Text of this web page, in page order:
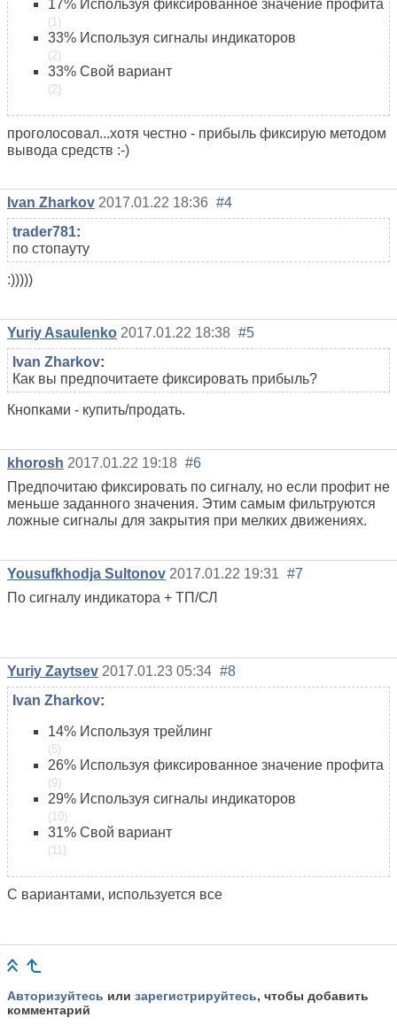
17% Используя фиксированное значение профита
(1)
33% Используя сигналы индикаторов
(2)
33% Свой вариант
(2)
проголосовал...хотя честно - прибыль фиксирую методом
вывода средств :-)
Ivan Zharkov 2017.01.22 18:36 #4
trader781:
по стопауту
:)))))
Yuriy Asaulenko 2017.01.22 18:38 #5
Ivan Zharkov:
Как вы предпочитаете фиксировать прибыль?
Кнопками - купить/продать.
khorosh 2017.01.22 19:18 #6
Предпочитаю фиксировать по сигналу, но если профит не
меньше заданного значения. Этим самым фильтруются
ложные сигналы для закрытия при мелких движениях.
Yousufkhodja Sultonov 2017.01.22 19:31 #7
По сигналу индикатора + ТП/СЛ
Yuriy Zaytsev 2017.01.23 05:34 #8
Ivan Zharkov:
14% Используя трейлинг
(5)
26% Используя фиксированное значение профита
(9)
29% Используя сигналы индикаторов
(10)
31% Свой вариант
(11)
С вариантами, используется все
Авторизуйтесь или зарегистрируйтесь, чтобы добавить
комментарий